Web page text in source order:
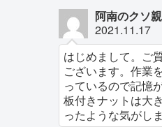
阿南のクソ
2021.11.17
はじめまして。ご
ございます。作業
っているので記憶
板付きナットは大
ったような気がしま